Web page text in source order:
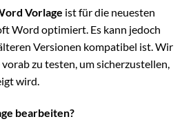
Vorlage ist für die neuesten
Word optimiert. Es kann jedoch
Versionen kompatibel ist. Wir
zu testen, um sicherzustellen,
wird.
bearbeiten?